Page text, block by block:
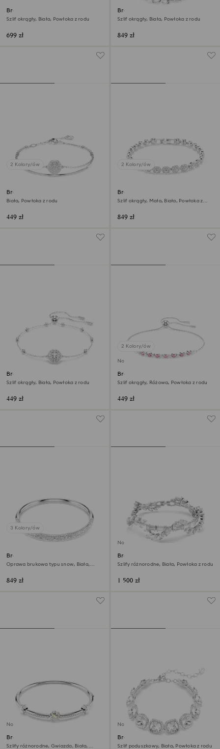
Bransoletka typu bangle Fresh
Szlif okrągły, Biała, Powłoka z rodu
699 zł
Bransoletka Matrix
Szlif okrągły, Biała, Powłoka z rodu
849 zł
2 Kolory/ów
Bransoletka typu bangle
Sublima
Biała, Powłoka z rodu
449 zł
2 Kolory/ów
Bransoletka Una Angelic
Szlif okrągły, Mała, Biała, Powłoka z
849 zł
Bransoletka Una Angelic
Szlif okrągły, Biała, Powłoka z rodu
449 zł
2 Kolory/ów
Nowość
Bransoletka Matrix
Szlif okrągły, Różowa, Powłoka z rodu
449 zł
3 Kolory/ów
Bransoletka typu bangle
Sublima
Oprawa brukowa typu snow, Biała,
849 zł
Nowość
Bransoletka Mesmera
Szlify różnorodne, Biała, Powłoka z rodu
1 500 zł
Nowość
Bransoletka typu bangle
Chroma
Szlify różnorodne, Gwiazda, Biała,
Nowość
Bransoletka Una Angelic
Szlif poduszkowy, Biała, Powłoka z rodu